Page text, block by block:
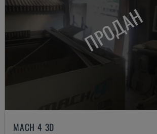
ПРОДАН
MACH 4 3D